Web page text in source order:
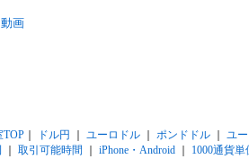
画
｜ ドル円 ユーロドル｜ ポンドドル｜ ユ
取引可能時間 iPhone・Android 1000通貨単